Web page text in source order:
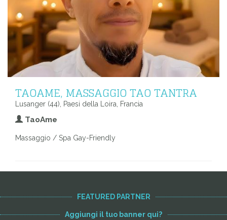
TAOAME, MASSAGGIO TAO TANTRA
Lusanger (44), Paesi della Loira, Francia
TaoAme
Massaggio / Spa Gay-Friendly
FEATURED PARTNER
Aggiungi il tuo banner qui?